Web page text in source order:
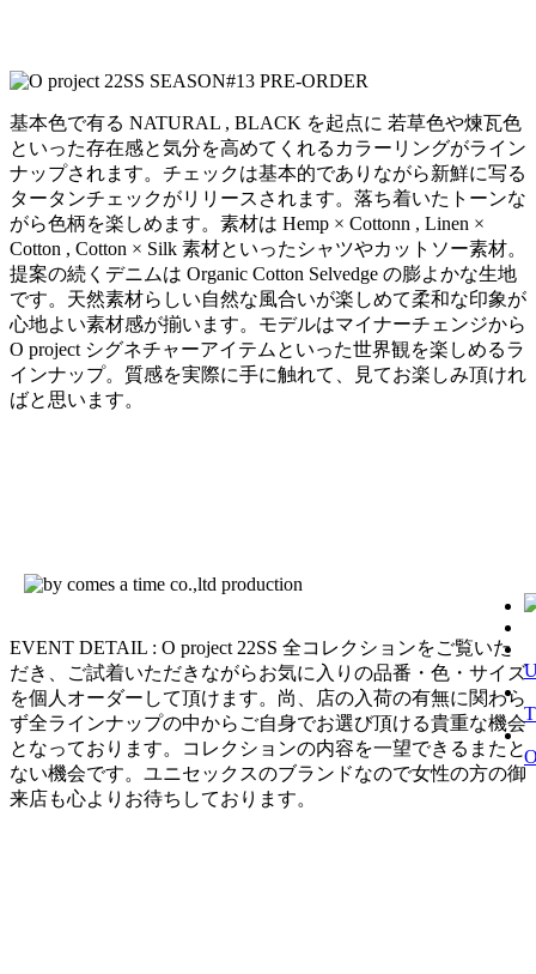
T
基本色で有る NATURAL , BLACK を起点に 若草色や煉瓦色
といった存在感と気分を高めてくれるカラーリングがライン
ナップされます。チェックは基本的でありながら新鮮に写る
タータンチェックがリリースされます。落ち着いたトーンな
がら色柄を楽しめます。素材は Hemp × Cottonn , Linen ×
Cotton , Cotton × Silk 素材といったシャツやカットソー素材。
提案の続くデニムは Organic Cotton Selvedge の膨よかな生地
です。天然素材らしい自然な風合いが楽しめて柔和な印象が
心地よい素材感が揃います。モデルはマイナーチェンジから
O project シグネチャーアイテムといった世界観を楽しめるラ
インナップ。質感を実際に手に触れて、見てお楽しみ頂けれ
ばと思います。
EVENT DETAIL : O project 22SS 全コレクションをご覧いた
だき、ご試着いただきながらお気に入りの品番・色・サイズ
を個人オーダーして頂けます。尚、店の入荷の有無に関わら
ず全ラインナップの中からご自身でお選び頂ける貴重な機会
となっております。コレクションの内容を一望できるまたと
ない機会です。ユニセックスのブランドなので女性の方の御
来店も心よりお待ちしております。